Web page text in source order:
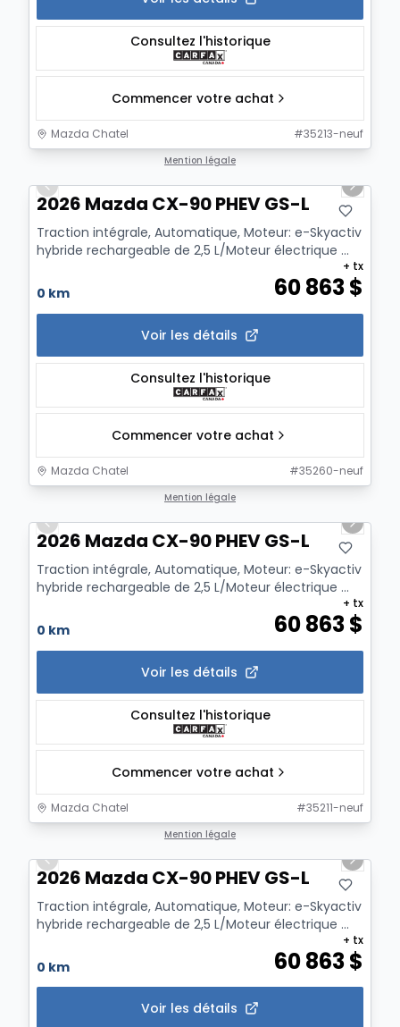
Consultez l'historique
Commencer votre achat
Mazda Chatel #35213-neuf
Mention légale
Previous slide
Next
2026 Mazda CX-90 PHEV GS-L
Traction intégrale, Automatique, Moteur: e-Skyactiv
hybride rechargeable de 2,5 L/Moteur électrique ...
0 km 60 863$
+ tx
Voir les détails
Consultez l'historique
Commencer votre achat
Mazda Chatel #35260-neuf
Mention légale
Previous slide
Next
2026 Mazda CX-90 PHEV GS-L
Traction intégrale, Automatique, Moteur: e-Skyactiv
hybride rechargeable de 2,5 L/Moteur électrique ...
0 km 60 863$
+ tx
Voir les détails
Consultez l'historique
Commencer votre achat
Mazda Chatel #35211-neuf
Mention légale
Previous slide
Next
2026 Mazda CX-90 PHEV GS-L
Traction intégrale, Automatique, Moteur: e-Skyactiv
hybride rechargeable de 2,5 L/Moteur électrique ...
0 km 60 863$
+ tx
Voir les détails